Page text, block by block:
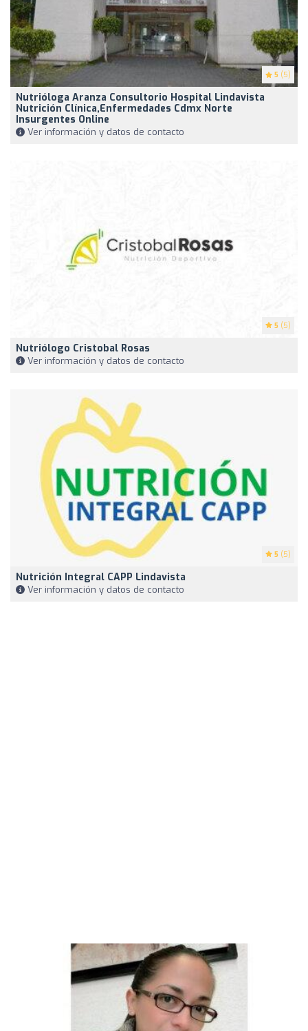
5 (5)
Nutrióloga Aranza Consultorio Hospital Lindavista
Nutrición Clínica,enfermedades Cdmx Norte
Insurgentes Online
Ver información y datos de contacto
5 (5)
Nutriólogo Cristobal Rosas
Ver información y datos de contacto
5 (5)
Nutrición Integral CAPP Lindavista
Ver información y datos de contacto